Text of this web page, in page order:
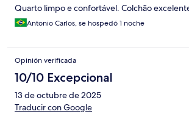
Quarto limpo e confortável. Colchão
Antonio Carlos, se hospedó 1 noche
Opinión verificada
10/10 Excepcional
13 de octubre de 2025
Traducir con Google